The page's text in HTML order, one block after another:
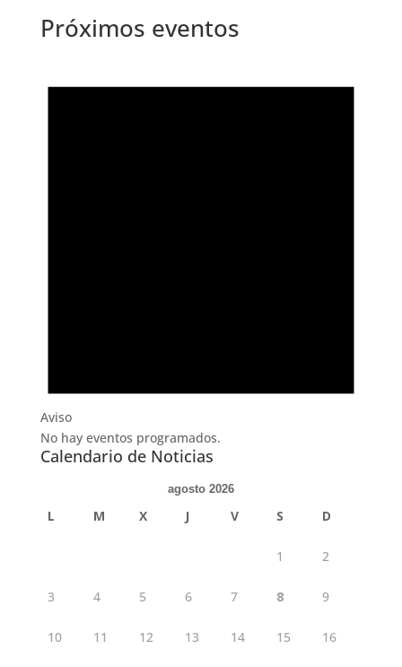
Próximos eventos
Aviso
No hay eventos programados.
Calendario de Noticias
agosto 2026
L M X J V S D
1 2
3 4 5 6 7 8 9
10 11 12 13 14 15 16